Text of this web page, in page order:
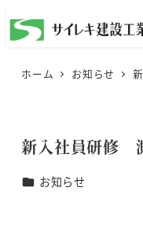
メ
イ
ホーム お知らせ
新入社員研修
カテゴリー
お知らせ